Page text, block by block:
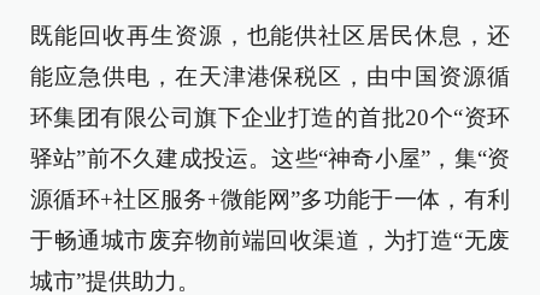
既能回收再生资源，也能供社区居民休息，还
能应急供电，在天津港保税区，由中国资源循
环集团有限公司旗下企业打造的首批20个“资环
驿站”前不久建成投运。这些“神奇小屋”，集“资
源循环+社区服务+微能网”多功能于一体，有利
于畅通城市废弃物前端回收渠道，为打造“无废
城市”提供助力。